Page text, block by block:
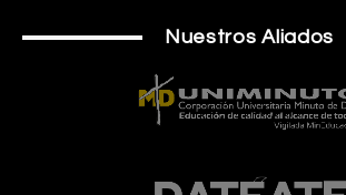
Nuestros Aliados